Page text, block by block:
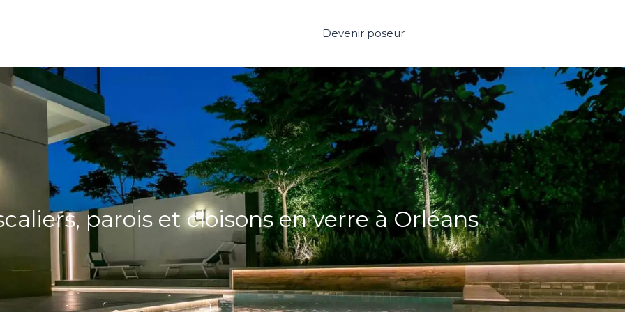
Devenir poseur
parois et cloisons en verre à Orléans